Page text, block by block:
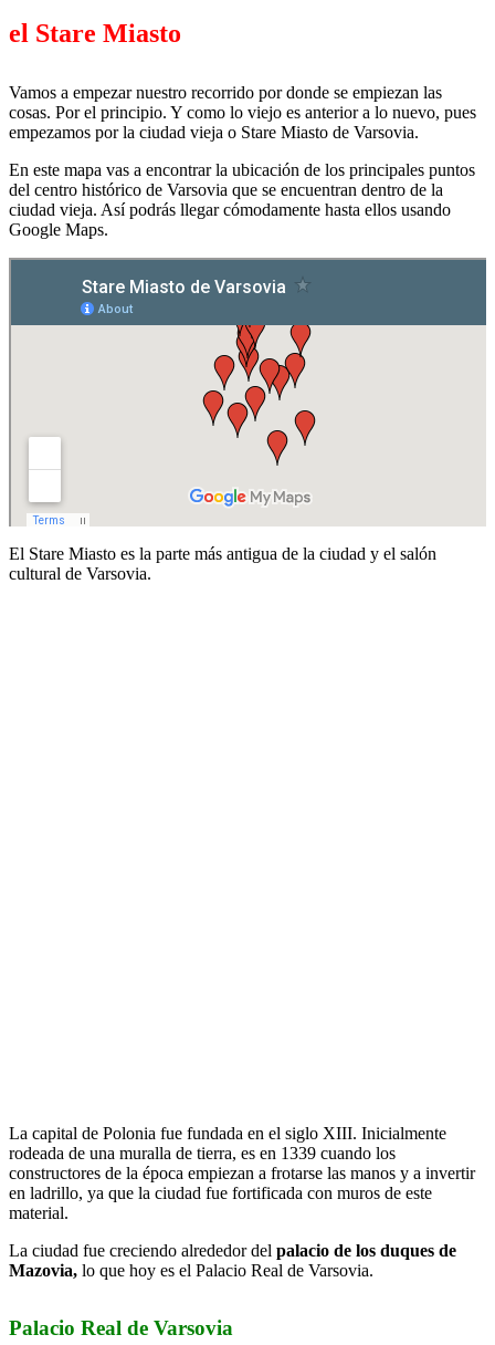
el Stare Miasto
Vamos a empezar nuestro recorrido por donde se empiezan las
cosas. Por el principio. Y como lo viejo es anterior a lo nuevo, pues
empezamos por la ciudad vieja o Stare Miasto de Varsovia.
En este mapa vas a encontrar la ubicación de los principales puntos
del centro histórico de Varsovia que se encuentran dentro de la
ciudad vieja. Así podrás llegar cómodamente hasta ellos usando
Google Maps.
El Stare Miasto es la parte más antigua de la ciudad y el salón
cultural de Varsovia.
La capital de Polonia fue fundada en el siglo XIII. Inicialmente
rodeada de una muralla de tierra, es en 1339 cuando los
constructores de la época empiezan a frotarse las manos y a invertir
en ladrillo, ya que la ciudad fue fortificada con muros de este
material.
La ciudad fue creciendo alrededor del palacio de los duques de
Mazovia, lo que hoy es el Palacio Real de Varsovia.
Palacio Real de Varsovia